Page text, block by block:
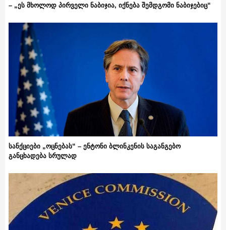
– „ეს მხოლოდ პირველი ნაბიჯია, იქნება შემდგომი ნაბიჯებიც“
სანქციები „ოცნებას“ – ენტონი ბლინკენის საგანგებო
განცხადება სრულად